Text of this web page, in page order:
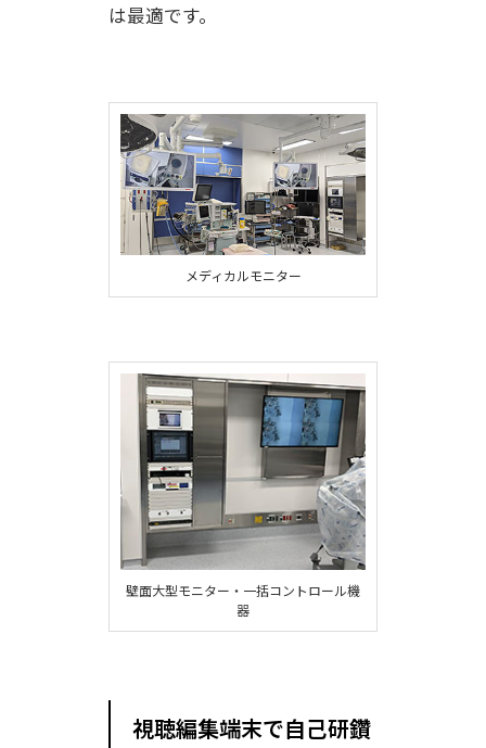
は最適です。
メディカルモニター
壁面大型モニター・一括コントロール機
器
視聴編集端末で自己研鑽